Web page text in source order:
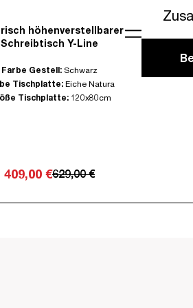
höhenverstellbarer
Schreibtisch Y-Line
Farbe Gestell: Schwarz
Tischplatte: Eiche Natura
Tischplatte: 120x80cm
409,00 €629,00 €